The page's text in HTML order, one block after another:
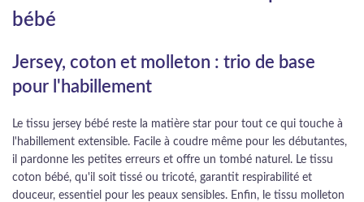
bébé
Jersey, coton et molleton : trio de base
pour l'habillement
Le tissu jersey bébé reste la matière star pour tout ce qui touche à
l'habillement extensible. Facile à coudre même pour les débutantes,
il pardonne les petites erreurs et offre un tombé naturel. Le tissu
coton bébé, qu'il soit tissé ou tricoté, garantit respirabilité et
douceur, essentiel pour les peaux sensibles. Enfin, le tissu molleton